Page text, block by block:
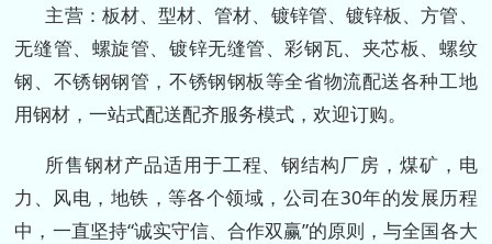
主营：板材、型材、管材、镀锌管、镀锌板、方管、
无缝管、螺旋管、镀锌无缝管、彩钢瓦、夹芯板、螺纹
钢、不锈钢钢管，不锈钢钢板等全省物流配送各种工地
用钢材，一站式配送配齐服务模式，欢迎订购。
所售钢材产品适用于工程、钢结构厂房，煤矿，电
力、风电，地铁，等各个领域，公司在30年的发展历程
中，一直坚持“诚实守信、合作双赢”的原则，与全国各大